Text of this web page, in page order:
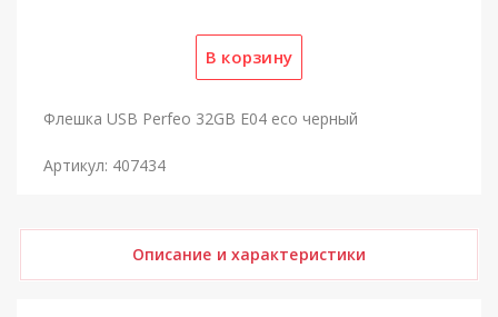
Флешка USB Perfeo 32GB E04 eco черный
Артикул: 407434
Описание и характеристики